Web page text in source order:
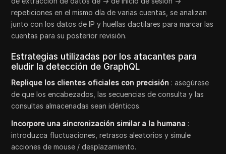
repeticiones en el mismo día de varias cuentas, se analizan
junto con los datos de IP y huellas dactilares para marcar las
cuentas para su posterior revisión.
Estrategias utilizadas por los atacantes para
eludir la detección de GraphQL
Replique los clientes oficiales con precisión : asegúrese
de que los encabezados, las secuencias de consulta y las
consultas almacenadas sean idénticos.
Incorpore una sincronización similar a la humana :
introduzca fluctuaciones, retrasos aleatorios y simule
acciones de mouse / desplazamiento.